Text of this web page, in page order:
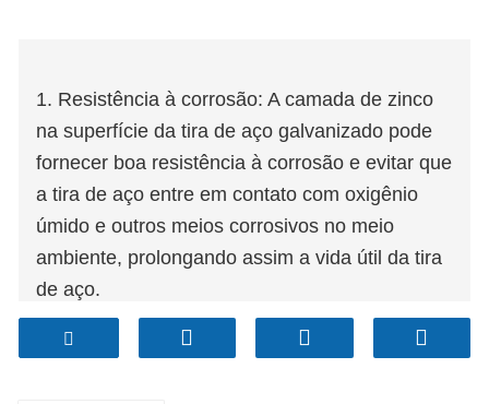
1. Resistência à corrosão: A camada de zinco
na superfície da tira de aço galvanizado pode
fornecer boa resistência à corrosão e evitar que
a tira de aço entre em contato com oxigênio
úmido e outros meios corrosivos no meio
ambiente, prolongando assim a vida útil da tira
de aço.
2. Alta resistência e dureza: Após o processo
de galvanização, a resistência e a dureza da